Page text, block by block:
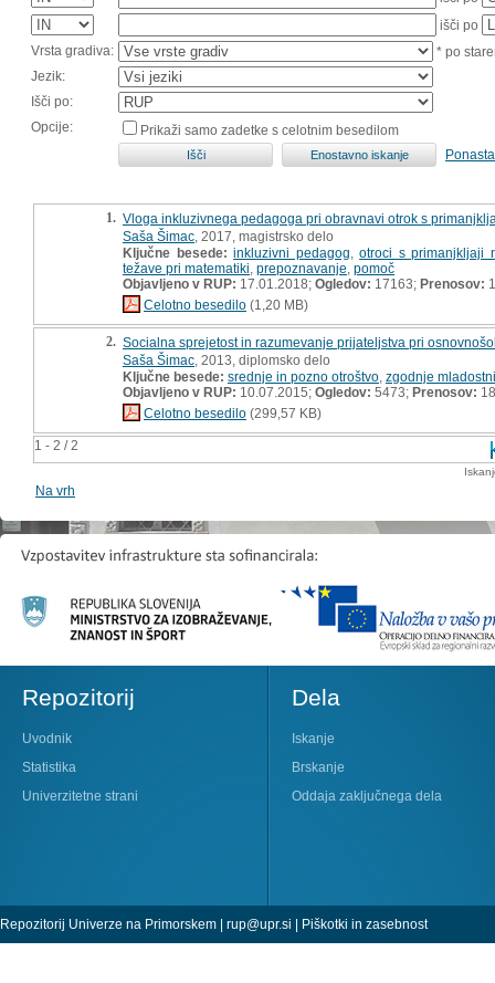
išči po
Vrsta gradiva:
* po
Jezik:
Išči po:
Opcije:
Prikaži samo zadetke s celotnim besedilom
1 - 2 / 2
1. Vloga inkluzivnega pedagoga pri obravnavi otrok s
Saša Šimac , 2017, magistrsko delo
Ključne besede: inkluzivni pedagog ,otroci s primanjkljaji
težave pri matematiki prepoznavanje pomoč
Objavljeno v RUP: 17.01.2018; Ogledov: 17163; Prenosov:
Celotno besedilo (1,20 MB)
2. Socialna sprejetost in razumevanje prijateljstva pri
Saša Šimac , 2013, diplomsko delo
Ključne besede: srednje in pozno otroštvo zgodnje
Objavljeno v RUP: 10.07.2015; Ogledov: 5473; Prenosov:
Celotno besedilo (299,57 KB)
Na vrh
Repozitorij
Uvodnik
Statistika
Univerzitetne strani
Dela
Iskanje
Brskanje
Oddaja zaključnega dela
Repozitorij Univerze na Primorskem | rup@upr.si | Piškotki in zasebnost